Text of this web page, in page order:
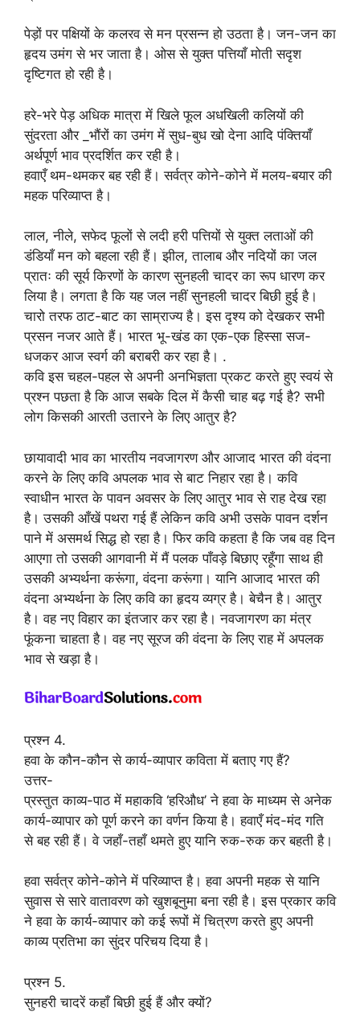
पेड़ों पर पक्षियों के कलरव से मन प्रसन्न हो उठता है। जन-जन का
हृदय उमंग से भर जाता है। ओस से युक्त पत्तियाँ मोती सदृश
दृष्टिगत हो रही है।
हरे-भरे पेड़ अधिक मात्रा में खिले फूल अधखिली कलियों की
सुंदरता और _भौंरों का उमंग में सुध-बुध खो देना आदि पंक्तियाँ
अर्थपूर्ण भाव प्रदर्शित कर रही है।
हवाएँ थम-थमकर बह रही हैं। सर्वत्र कोने-कोने में मलय-बयार की
महक परिव्याप्त है।
लाल, नीले, सफेद फूलों से लदी हरी पत्तियों से युक्त लताओं की
डंडियाँ मन को बहला रही हैं। झील, तालाब और नदियों का जल
प्रातः की सूर्य किरणों के कारण सुनहली चादर का रूप धारण कर
लिया है। लगता है कि यह जल नहीं सुनहली चादर बिछी हुई है।
चारो तरफ ठाट-बाट का साम्राज्य है। इस दृश्य को देखकर सभी
प्रसन नजर आते हैं। भारत भू-खंड का एक-एक हिस्सा सज-
धजकर आज स्वर्ग की बराबरी कर रहा है। .
कवि इस चहल-पहल से अपनी अनभिज्ञता प्रकट करते हुए स्वयं से
प्रश्न पछता है कि आज सबके दिल में कैसी चाह बढ़ गई है? सभी
लोग किसकी आरती उतारने के लिए आतुर है?
छायावादी भाव का भारतीय नवजागरण और आजाद भारत की वंदना
करने के लिए कवि अपलक भाव से बाट निहार रहा है। कवि
स्वाधीन भारत के पावन अवसर के लिए आतुर भाव से राह देख रहा
है। उसकी आँखें पथरा गई हैं लेकिन कवि अभी उसके पावन दर्शन
पाने में असमर्थ सिद्ध हो रहा है। फिर कवि कहता है कि जब वह दिन
आएगा तो उसकी आगवानी में मैं पलक पाँवड़े बिछाए रहूँगा साथ ही
उसकी अभ्यर्थना करूंगा, वंदना करूंगा। यानि आजाद भारत की
वंदना अभ्यर्थना के लिए कवि का हृदय व्यग्र है। बेचैन है। आतुर
है। वह नए विहार का इंतजार कर रहा है। नवजागरण का मंत्र
फूंकना चाहता है। वह नए सूरज की वंदना के लिए राह में अपलक
भाव से खड़ा है।
प्रश्न 4.
हवा के कौन-कौन से कार्य-व्यापार कविता में बताए गए हैं?
उत्तर-
प्रस्तुत काव्य-पाठ में महाकवि ‘हरिऔध’ ने हवा के माध्यम से अनेक
कार्य-व्यापार को पूर्ण करने का वर्णन किया है। हवाएँ मंद-मंद गति
से बह रही हैं। वे जहाँ-तहाँ थमते हुए यानि रुक-रुक कर बहती है।
हवा सर्वत्र कोने-कोने में परिव्याप्त है। हवा अपनी महक से यानि
सुवास से सारे वातावरण को खुशबूनुमा बना रही है। इस प्रकार कवि
ने हवा के कार्य-व्यापार को कई रूपों में चित्रण करते हुए अपनी
काव्य प्रतिभा का सुंदर परिचय दिया है।
प्रश्न 5.
सुनहरी चादरें कहाँ बिछी हुई हैं और क्यों?